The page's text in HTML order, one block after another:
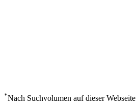
*Nach Suchvolumen auf dieser Webseite